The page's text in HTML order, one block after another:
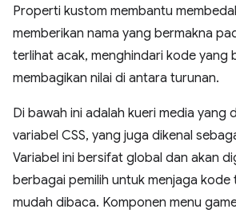
Properti kustom membantu
memberikan nama yang bermakna
terlihat acak, menghindari kode yang
membagikan nilai di antara turunan.
Di bawah ini adalah kueri media yang
variabel CSS, yang juga dikenal
Variabel ini bersifat global dan akan
berbagai pemilih untuk menjaga
mudah dibaca. Komponen menu